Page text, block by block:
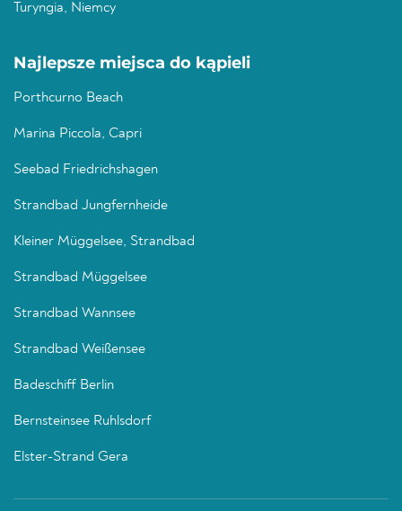
Turyngia, Niemcy
Najlepsze miejsca do kąpieli
Porthcurno Beach
Marina Piccola, Capri
Seebad Friedrichshagen
Strandbad Jungfernheide
Kleiner Müggelsee, Strandbad
Strandbad Müggelsee
Strandbad Wannsee
Strandbad Weißensee
Badeschiff Berlin
Bernsteinsee Ruhlsdorf
Elster-Strand Gera